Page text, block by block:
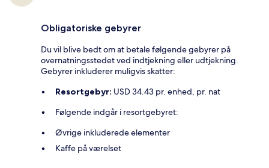
Obligatoriske gebyrer
Du vil blive bedt om at betale følgende gebyrer på
overnatningsstedet ved indtjekning eller udtjekning.
Gebyrer inkluderer muligvis skatter:
Resortgebyr: USD 34.43 pr. enhed, pr. nat
Følgende indgår i resortgebyret:
Øvrige inkluderede elementer
Kaffe på værelset